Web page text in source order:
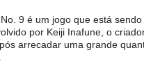
9 é um jogo que está sendo
por Keiji Inafune, o
arrecadar uma grande